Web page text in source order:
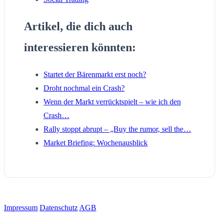
Artikel, die dich auch
interessieren könnten:
Startet der Bärenmarkt erst noch?
Droht nochmal ein Crash?
Wenn der Markt verrücktspielt – wie ich den
Crash…
Rally stoppt abrupt – „Buy the rumor, sell the…
Market Briefing: Wochenausblick
Impressum Datenschutz AGB